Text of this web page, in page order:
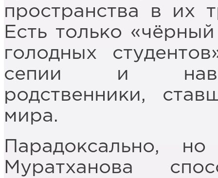
пространства в их
Есть только
голодных
сепии и
родственники,
мира.
Парадоксально,
Муратханова